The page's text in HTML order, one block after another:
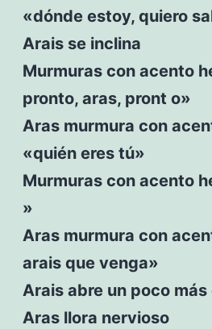
«dónde estoy, quiero
Arais se inclina
Murmuras con acento
pronto, aras, pront o»
Aras murmura con
«quién eres tú»
Murmuras con acento
»
Aras murmura con
arais que venga»
Arais abre un poco más
Aras llora nervioso